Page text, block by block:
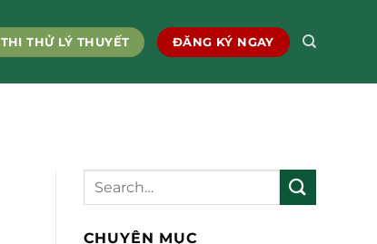
THI THỬ LÝ THUYẾT ĐĂNG KÝ NGAY
CHUYÊN MỤC